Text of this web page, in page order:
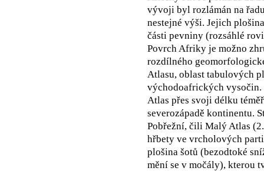
vývoji byl rozlámán na
nestejné výši. Jejich
části pevniny (rozsáhlé
Povrch Afriky je možno
rozdílného
Atlasu, oblast tabulových
východoafrických vysočin.
Atlas přes svoji délku
severozápadě kontinentu.
Pobřežní, čili Malý Atlas
hřbety ve vrcholových
plošina šotů (bezodtoké
mění se v močály), kterou